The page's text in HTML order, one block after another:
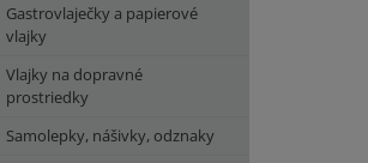
Gastrovlaječky a papierové
vlajky
Vlajky na dopravné
prostriedky
Samolepky, nášivky, odznaky